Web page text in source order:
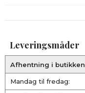
Leveringsmåder
Afhentning i butikken
Mandag til fredag: